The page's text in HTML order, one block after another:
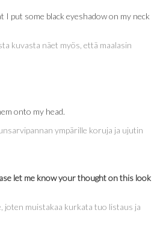
put some black eyeshadow on my neck
kuvasta näet myös, että maalasin
onto my head.
ympärille koruja ja ujutin
let me know your thought on this look
joten muistakaa kurkata tuo listaus ja